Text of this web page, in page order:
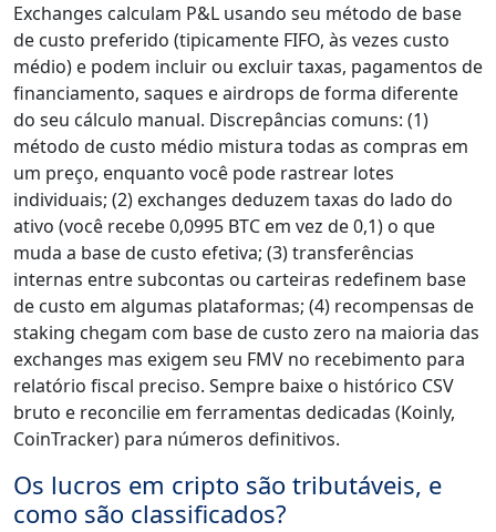
Exchanges calculam P&L usando seu método de base
de custo preferido (tipicamente FIFO, às vezes custo
médio) e podem incluir ou excluir taxas, pagamentos de
financiamento, saques e airdrops de forma diferente
do seu cálculo manual. Discrepâncias comuns: (1)
método de custo médio mistura todas as compras em
um preço, enquanto você pode rastrear lotes
individuais; (2) exchanges deduzem taxas do lado do
ativo (você recebe 0,0995 BTC em vez de 0,1) o que
muda a base de custo efetiva; (3) transferências
internas entre subcontas ou carteiras redefinem base
de custo em algumas plataformas; (4) recompensas de
staking chegam com base de custo zero na maioria das
exchanges mas exigem seu FMV no recebimento para
relatório fiscal preciso. Sempre baixe o histórico CSV
bruto e reconcilie em ferramentas dedicadas (Koinly,
CoinTracker) para números definitivos.
Os lucros em cripto são tributáveis, e
como são classificados?